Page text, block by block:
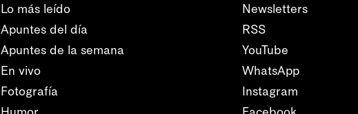
Lo más leído
Apuntes del día
Apuntes de la semana
En vivo
Fotografía
Newsletters
RSS
YouTube
WhatsApp
Instagram